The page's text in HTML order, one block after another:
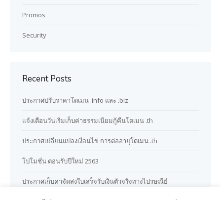
Promos
Security
Recent Posts
ประกาศปรับราคาโดเมน .info และ .biz
แจ้งเตือนวันเริ่มเก็บค่าธรรมเนียมกู้คืนโดเมน .th
ประกาศเปลี่ยนแปลงเงื่อนไข การต่ออายุโดเมน .th
โปโมชั่น ตอนรับปีใหม่ 2563
ประกาศเก็บค่าจัดส่งใบเสร็จรับเงินตัวจริงทางไปรษณีย์